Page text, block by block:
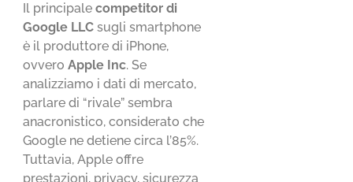
Il principalecompetitor di
Google LLC sugli smartphone
è il produttore di iPhone,
ovveroApple Inc. Se
analizziamo i dati di mercato,
parlare di “rivale” sembra
anacronistico, considerato che
Google ne detiene circa l’85%.
Tuttavia, Apple offre
prestazioni, privacy, sicurezza